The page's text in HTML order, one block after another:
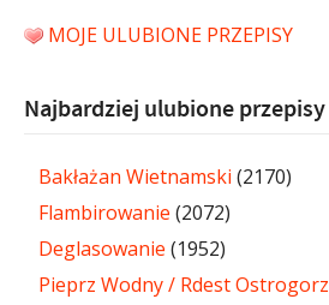
MOJE ULUBIONE PRZEPISY
Najbardziej ulubione
Bakłażan Wietnamski (2170)
Flambirowanie (2072)
Deglasowanie (1952)
Pieprz Wodny / Rdest